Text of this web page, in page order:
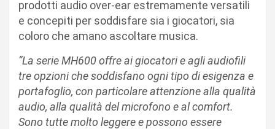
prodotti audio over-ear estremamente versatili
e concepiti per soddisfare sia i giocatori, sia
coloro che amano ascoltare musica.
“La serie MH600 offre ai giocatori e agli audiofili
tre opzioni che soddisfano ogni tipo di esigenza e
portafoglio, con particolare attenzione alla qualità
audio, alla qualità del microfono e al comfort.
Sono tutte molto leggere e possono essere